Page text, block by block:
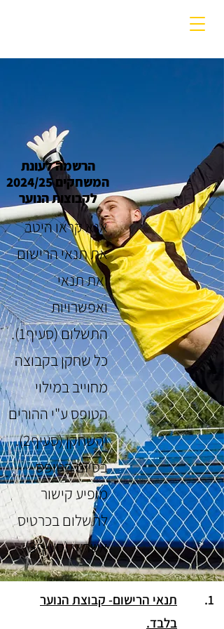
הרשמה לעונת
המשחקים 2024/25
לקבוצות הנוער
אנא קראו היטב
את תנאי הרישום
ואת תנאי
ואפשרויות
התשלום (סעיף1).
כל שחקן בקבוצה
מחוייב במילוי
הטופס ע"י ההורים
והשחקן (סעיף2).
בסיום הטופס
מופיע קישור
לתשלום בכרטיס
אשראי (סעיף3).
תנאי הרישום- קבוצת הנוער
בלבד.
1.